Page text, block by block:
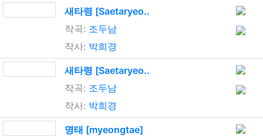
새타령 [Saetaryeo..
작곡: 조두남
작사: 박희경
새타령 [Saetaryeo..
작곡: 조두남
작사: 박희경
명태 [myeongtae]